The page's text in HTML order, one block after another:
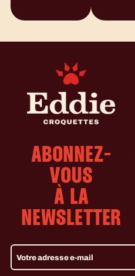
ABONNEZ-
VOUS
À LA
NEWSLETTER